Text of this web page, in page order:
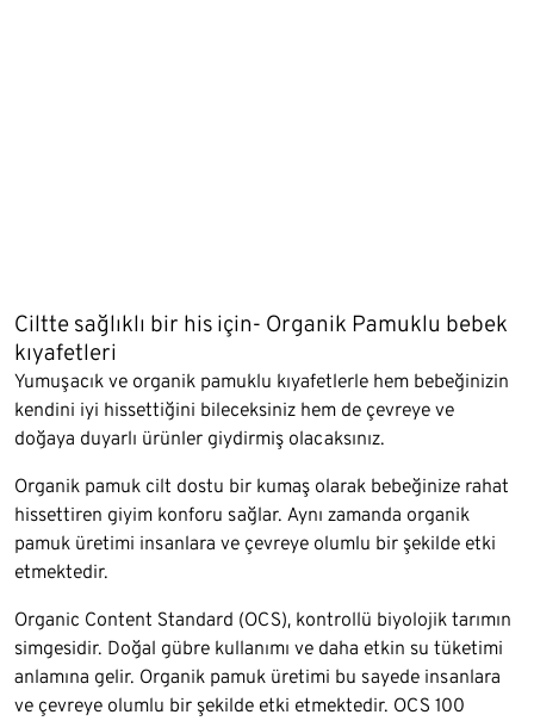
Ciltte sağlıklı bir his için- Organik Pamuklu bebek
kıyafetleri
Yumuşacık ve organik pamuklu kıyafetlerle hem bebeğinizin
kendini iyi hissettiğini bileceksiniz hem de çevreye ve
doğaya duyarlı ürünler giydirmiş olacaksınız.
Organik pamuk cilt dostu bir kumaş olarak bebeğinize rahat
hissettiren giyim konforu sağlar. Aynı zamanda organik
pamuk üretimi insanlara ve çevreye olumlu bir şekilde etki
etmektedir.
Organic Content Standard (OCS), kontrollü biyolojik tarımın
simgesidir. Doğal gübre kullanımı ve daha etkin su tüketimi
anlamına gelir. Organik pamuk üretimi bu sayede insanlara
ve çevreye olumlu bir şekilde etki etmektedir. OCS 100